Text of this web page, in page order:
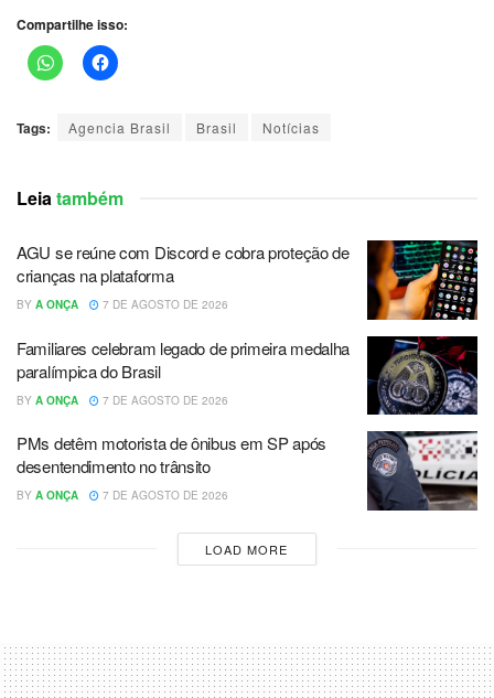
Compartilhe isso:
Tags: Agencia Brasil Brasil Notícias
Leiatambém
AGU se reúne com Discord e cobra proteção de
crianças na plataforma
BY A ONÇA 7 DE AGOSTO DE 2026
Familiares celebram legado de primeira medalha
paralímpica do Brasil
BY A ONÇA 7 DE AGOSTO DE 2026
PMs detêm motorista de ônibus em SP após
desentendimento no trânsito
BY A ONÇA 7 DE AGOSTO DE 2026
LOAD MORE